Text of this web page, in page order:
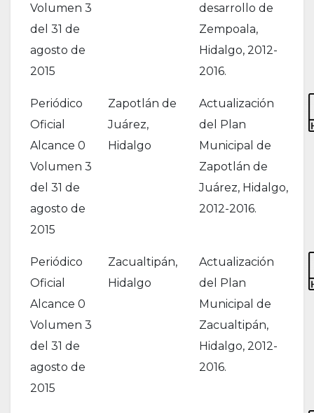
Volumen 3
del 31 de
agosto de
2015
desarrollo de
Zempoala,
Hidalgo, 2012-
2016.
Periódico
Oficial
Alcance 0
Volumen 3
del 31 de
agosto de
2015
Zapotlán de
Juárez,
Hidalgo
Actualización
del Plan
Municipal de
Zapotlán de
Juárez, Hidalgo,
2012-2016.
Periódico
Oficial
Alcance 0
Volumen 3
del 31 de
agosto de
2015
Zacualtipán,
Hidalgo
Actualización
del Plan
Municipal de
Zacualtipán,
Hidalgo, 2012-
2016.